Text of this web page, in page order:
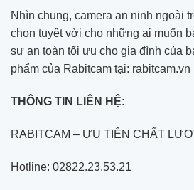
Nhìn chung, camera an ninh ngoài
chọn tuyệt vời cho những ai muốn
sự an toàn tối ưu cho gia đình của
phẩm của Rabitcam tại: rabitcam.vn
THÔNG TIN LIÊN HỆ:
RABITCAM – ƯU TIÊN CHẤT
Hotline: 02822.23.53.21